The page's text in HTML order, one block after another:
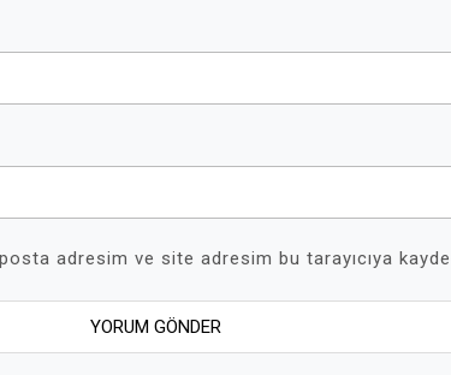
adresim ve site adresim bu tarayıcıya